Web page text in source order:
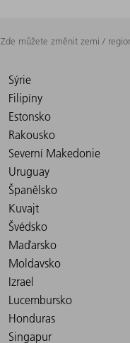
Zde můžete změnit zemi /